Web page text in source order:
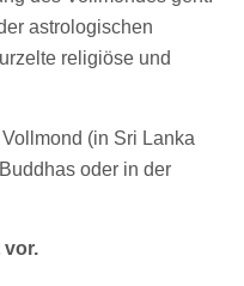
astrologischen
religiöse und
(in Sri Lanka
oder in der
vor.